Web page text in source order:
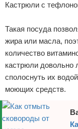
Кастрюли с
Такая посуда
жира или масла,
количество
кастрюли довольно
сполоснуть их
моющих средств.